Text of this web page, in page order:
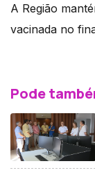
A Região
vacinada no
Pode